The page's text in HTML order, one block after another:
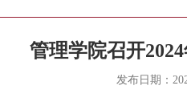
管理学院召开
发布日期：